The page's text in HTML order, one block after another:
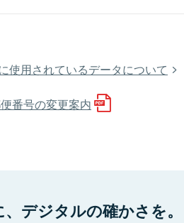
使用されているデータについて
番号の変更案内
デジタルの確かさを。